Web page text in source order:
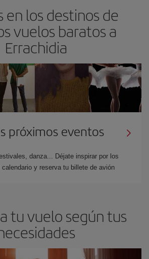
en los destinos de
vuelos baratos a
Errachidia
próximos eventos
danza... Déjate inspirar por los
y reserva tu billete de avión
tu vuelo según tus